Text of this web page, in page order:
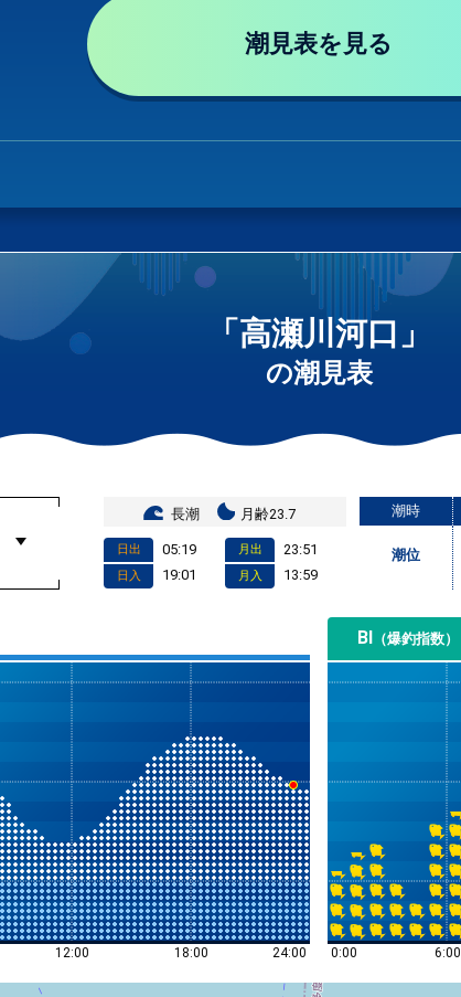
潮見表を見る
「高瀬川河口」
の潮見表
長潮 月齢23.7
日出 05:19
日入 19:01
月出 23:51
月入 13:59
潮時
潮位
12:00 18:00 24:00
BI （爆釣指数）
0:00 6:00